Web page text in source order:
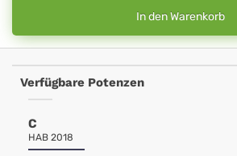
In den Warenkorb
Verfügbare Potenzen
C
HAB 2018